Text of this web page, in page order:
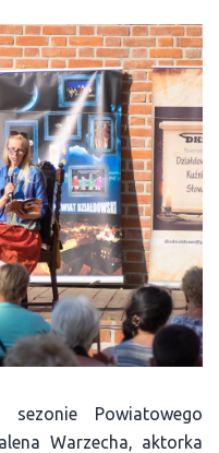
Powiatowego
Warzecha, aktorka